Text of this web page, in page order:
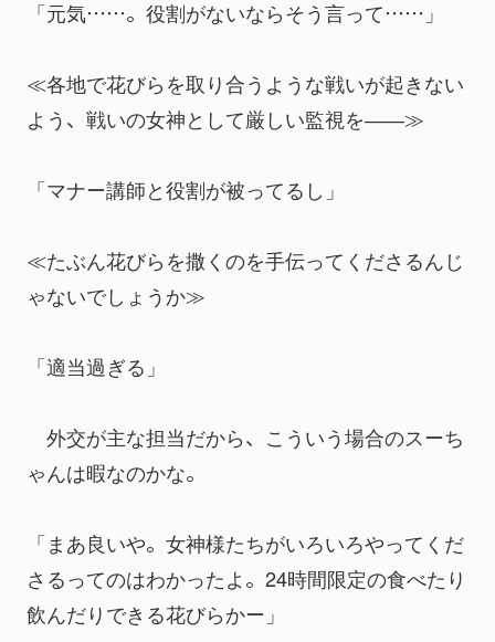
「元気……。役割がないならそう言って……」
≪各地で花びらを取り合うような戦いが起きない
よう、戦いの女神として厳しい監視を――≫
「マナー講師と役割が被ってるし」
≪たぶん花びらを撒くのを手伝ってくださるんじ
ゃないでしょうか≫
「適当過ぎる」
外交が主な担当だから、こういう場合のスーち
ゃんは暇なのかな。
「まあ良いや。女神様たちがいろいろやってくだ
さるってのはわかったよ。24時間限定の食べたり
飲んだりできる花びらかー」